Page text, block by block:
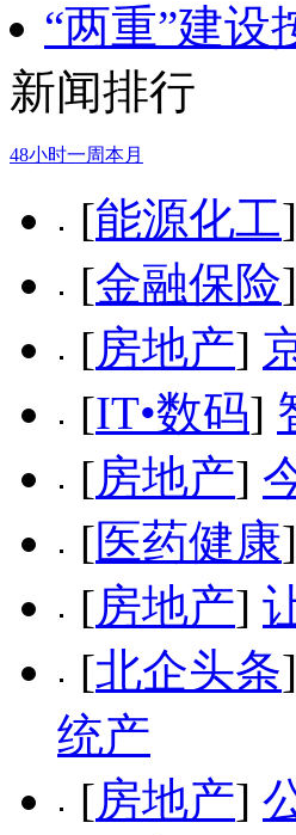
“两重”建设
新闻排行
48小时一周本月
[能源化工]
[金融保险]
[房地产]
[IT•数码]
[房地产]
[医药健康]
[房地产]
[北企头条]
统产
[房地产]